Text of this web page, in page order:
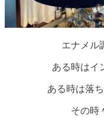
エナメル
ある時はイ
ある時は落
その時